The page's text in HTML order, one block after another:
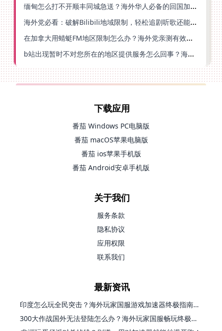
缅甸怎么打不开顺丰同城急送？海外华人必备的回国加速指南（附B站会员游戏解决方案）
海外党必看：破解Bilibili地域限制，轻松追剧听歌还能流畅理财的实用指南
在加拿大用蜻蜓FM地区限制怎么办？海外党亲测有效的回国加速方案
b站出现暂时不对您所在的地区提供服务怎么回事？海外党亲测有效的回国加速方案
下载应用
番茄 Windows PC电脑版
番茄 macOS苹果电脑版
番茄 ios苹果手机版
番茄 Android安卓手机版
关于我们
服务条款
隐私协议
应用权限
联系我们
最新资讯
印度怎么玩全民突击？海外玩家国服游戏加速器终极指南（附原神延迟优化+精灵之境加速器选择）
300大作战国外无法登陆怎么办？海外玩家国服畅玩终极指南（附实测推荐）